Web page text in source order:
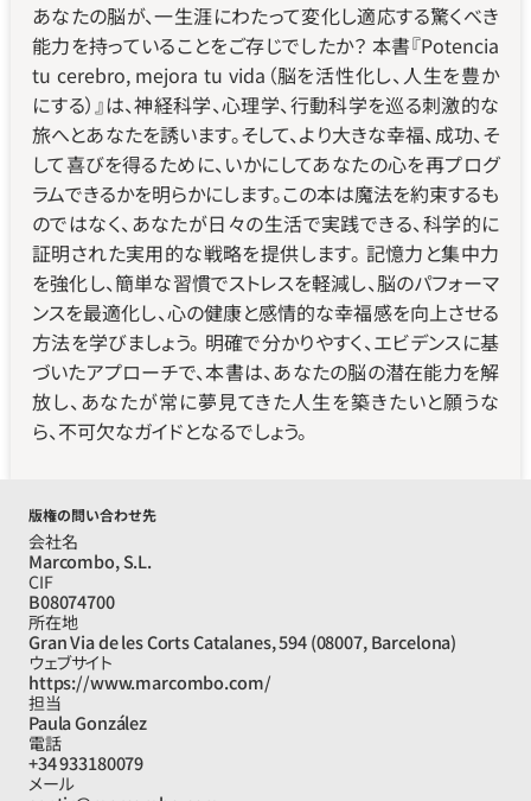
あなたの脳が、一生涯にわたって変化し適応する驚くべき
能力を持っていることをご存じでしたか？ 本書『Potencia
tu cerebro, mejora tu vida（脳を活性化し、人生を豊か
にする）』は、神経科学、心理学、行動科学を巡る刺激的な
旅へとあなたを誘います。そして、より大きな幸福、成功、そ
して喜びを得るために、いかにしてあなたの心を再プログ
ラムできるかを明らかにします。この本は魔法を約束するも
のではなく、あなたが日々の生活で実践できる、科学的に
証明された実用的な戦略を提供します。 記憶力と集中力
を強化し、簡単な習慣でストレスを軽減し、脳のパフォーマ
ンスを最適化し、心の健康と感情的な幸福感を向上させる
方法を学びましょう。 明確で分かりやすく、エビデンスに基
づいたアプローチで、本書は、あなたの脳の潜在能力を解
放し、あなたが常に夢見てきた人生を築きたいと願うな
ら、不可欠なガイドとなるでしょう。
版権の問い合わせ先
会社名
Marcombo, S.L.
CIF
B08074700
所在地
Gran Via de les Corts Catalanes, 594 (08007, Barcelona)
ウェブサイト
https://www.marcombo.com/
担当
Paula González
電話
+34 933180079
メール